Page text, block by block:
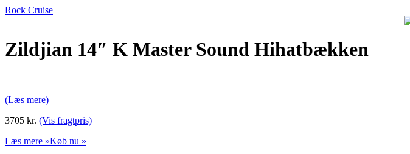
Rock Cruise
Zildjian 14″ K Master Sound Hihatbækken
(Læs mere)
3705 kr. (Vis fragtpris)
Læs mere »Køb nu »